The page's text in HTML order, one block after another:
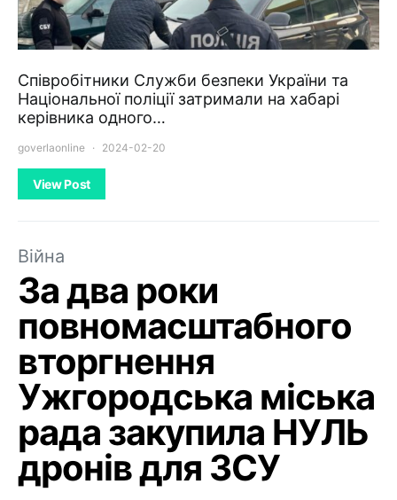
Співробітники Служби безпеки України та
Національної поліції затримали на хабарі
керівника одного…
goverlaonline 2024-02-20
View Post
Війна
За два роки
повномасштабного
вторгнення
Ужгородська міська
рада закупила НУЛЬ
дронів для ЗСУ